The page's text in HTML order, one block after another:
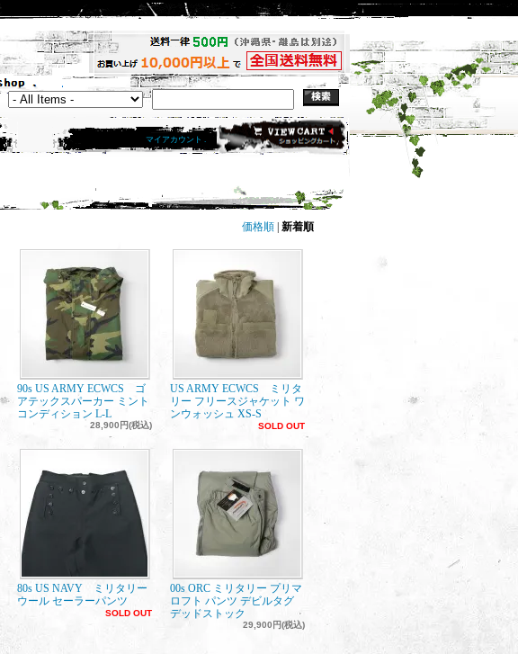
マイアカウント .
価格順 新着順
90s US ARMY ECWCS ゴ
アテックスパーカー ミント
コンディション L-L
28,900円(税込)
US ARMY ECWCS ミリタ
リー フリースジャケット ワ
ンウォッシュ XS-S
SOLD OUT
80s US NAVY ミリタリー
ウール セーラーパンツ
SOLD OUT
00s ORC ミリタリー プリマ
ロフト パンツ デビルタグ
デッドストック
29,900円(税込)